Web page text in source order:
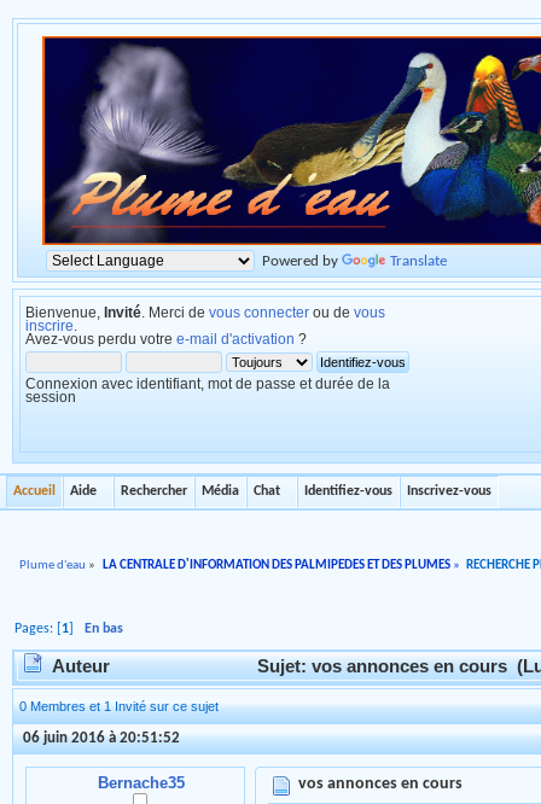
Powered by Translate
Bienvenue, Invité . Merci de vous connecter ou de vous
inscrire
Avez-vous perdu votre e-mail d'activation ?
Connexion avec identifiant, mot de passe et durée de la
session
Accueil Aide Rechercher Média Chat Identifiez-vous Inscrivez-vous
Plume d'eau » LA CENTRALE D'INFORMATION DES PALMIPEDES ET DES PLUMES » RECHERCHE
Pages: [ 1 ]En bas
Auteur Sujet: vos annonces en cours
0 Membres et 1 Invité sur ce sujet
06 juin 2016 à 20:51:52
Bernache35 vos annonces en cours